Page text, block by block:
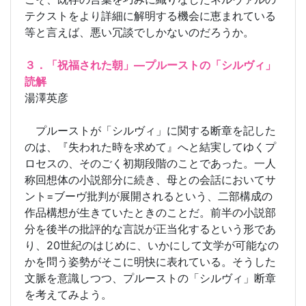
テクストをより詳細に解明する機会に恵まれている
等と言えば、悪い冗談でしかないのだろうか。
３．「祝福された朝」―プルーストの「シルヴィ」
読解
湯澤英彦
プルーストが「シルヴィ」に関する断章を記した
のは、『失われた時を求めて』へと結実してゆくプ
ロセスの、そのごく初期段階のことであった。一人
称回想体の小説部分に続き、母との会話においてサ
ント=ブーヴ批判が展開されるという、二部構成の
作品構想が生きていたときのことだ。前半の小説部
分を後半の批評的な言説が正当化するという形であ
り、20世紀のはじめに、いかにして文学が可能なの
かを問う姿勢がそこに明快に表れている。そうした
文脈を意識しつつ、プルーストの「シルヴィ」断章
を考えてみよう。